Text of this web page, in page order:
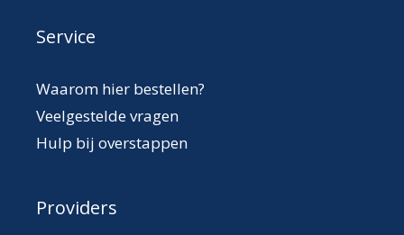
Service
Waarom hier bestellen?
Veelgestelde vragen
Hulp bij overstappen
Providers